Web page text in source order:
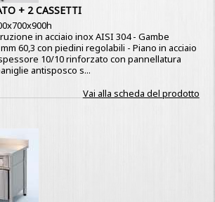
+ 2 CASSETTI
in acciaio inox AISI 304 - Gambe
60,3 con piedini regolabili - Piano in acciaio
10/10 rinforzato con pannellatura
antisposco s...
Vai alla scheda del prodotto